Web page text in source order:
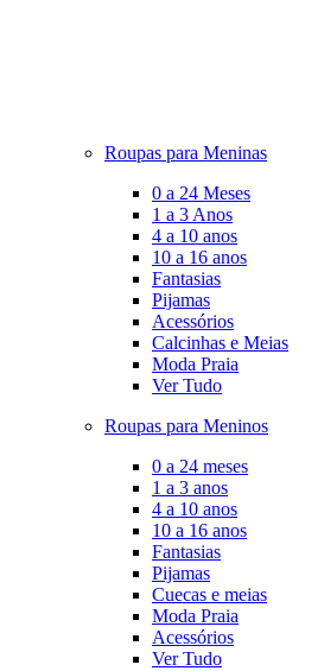
Roupas para Meninas
0 a 24 Meses
1 a 3 Anos
4 a 10 anos
10 a 16 anos
Fantasias
Pijamas
Acessórios
Calcinhas e Meias
Moda Praia
Ver Tudo
Roupas para Meninos
0 a 24 meses
1 a 3 anos
4 a 10 anos
10 a 16 anos
Fantasias
Pijamas
Cuecas e meias
Moda Praia
Acessórios
Ver Tudo